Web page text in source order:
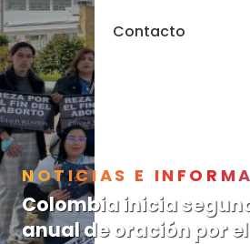
NOTICIAS E
Colombia inicia
anual de oración por
Contacto